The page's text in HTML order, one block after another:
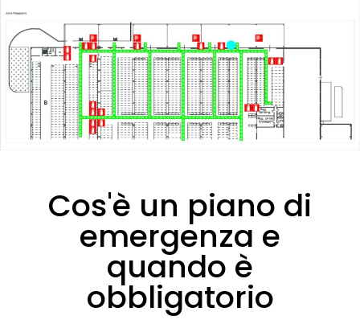
Cos'è un piano di
emergenza e
quando è
obbligatorio